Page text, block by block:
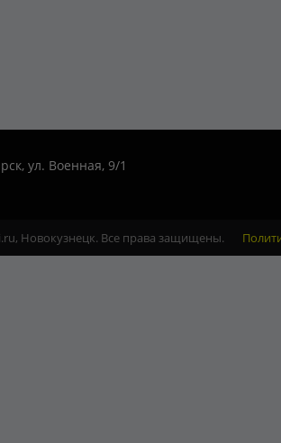
ул. Военная, 9/1
Новокузнецк. Все права защищены.